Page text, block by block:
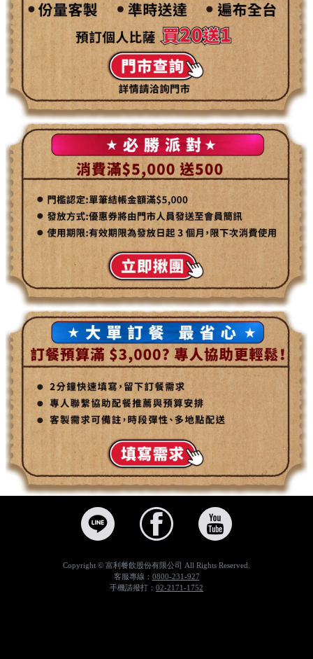
會員專區，Pizza Hut必勝客為幸福加熱 | 網路訂餐外帶外送獨享優惠，比薩烤雞外帶外送，會員專區，Pizza Hut必勝客美味比薩第一品牌,外送披薩義大利麵熱到家,上網訂餐享優惠,平日最划算,假日聚餐生日派對聚會最佳選擇,外帶買大送大,外送買大送小!，必勝客,PizzaHut,比薩,披薩,pizza,安心送,Hot到家,網路訂購,外送,外帶
Copyright © 富利餐飲股份有限公司 All Rights Reserved.
客服專線： 0800-231-927
手機請撥打： 02-2171-1752